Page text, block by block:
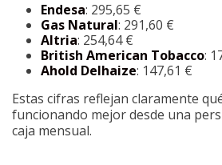
Endesa: 295,65 €
Gas Natural: 291,60 €
Altria: 254,64 €
British American Tobacco:
Ahold Delhaize: 147,61 €
Estas cifras reflejan claramente
funcionando mejor desde una
caja mensual.